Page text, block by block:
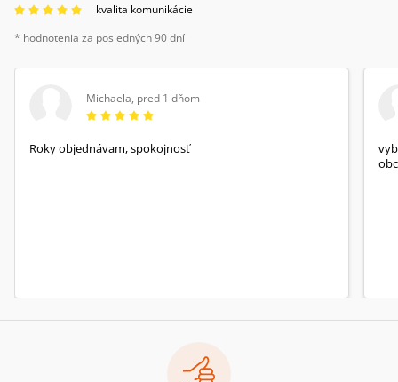
kvalita komunikácie
* hodnotenia za posledných 90 dní
Michaela, pred 1 dňom
Roky objednávam, spokojnosť